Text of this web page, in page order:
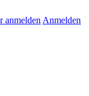
anmelden Anmelden